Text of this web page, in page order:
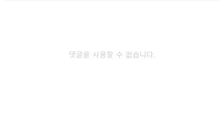
댓글을 사용할 수 없습니다.
얼큰한 짬뽕 속에 꼬막이 가득 맛지비